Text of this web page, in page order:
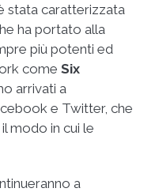
stata caratterizzata
ha portato alla
più potenti ed
come Six
arrivati a
e Twitter, che
modo in cui le
a